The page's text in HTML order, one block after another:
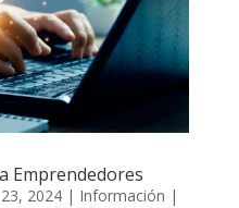
Emprendedores
2024| Información |